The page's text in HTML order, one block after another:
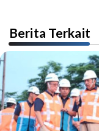
Berita Terkait